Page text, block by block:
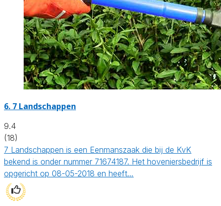
6. 7 Landschappen
9.4
(18)
7 Landschappen is een Eenmanszaak die bij de KvK
bekend is onder nummer 71674187. Het hoveniersbedrijf is
opgericht op 08-05-2018 en heeft…